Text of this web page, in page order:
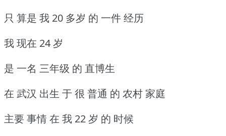
只 算是 我 20 多岁 的 一件 经历
我 现在 24 岁
是 一名 三年级 的 直博生
在 武汉 出生 于 很 普通 的 农村 家庭
主要 事情 在 我 22 岁 的 时候